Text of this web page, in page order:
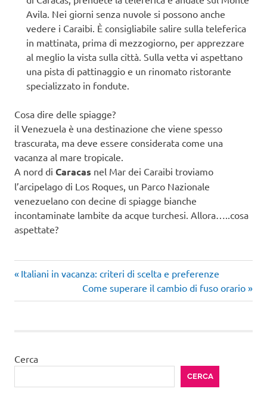
Avila. Nei giorni senza nuvole si possono anche
vedere i Caraibi. È consigliabile salire sulla teleferica
in mattinata, prima di mezzogiorno, per apprezzare
al meglio la vista sulla città. Sulla vetta vi aspettano
una pista di pattinaggio e un rinomato ristorante
specializzato in fondute.
Cosa dire delle spiagge?
il Venezuela è una destinazione che viene spesso
trascurata, ma deve essere considerata come una
vacanza al mare tropicale.
A nord di Caracas nel Mar dei Caraibi troviamo
l’arcipelago di Los Roques, un Parco Nazionale
venezuelano con decine di spiagge bianche
incontaminate lambite da acque turchesi. Allora…..cosa
aspettate?
Navigazione
articoli
Articolo
Italiani in vacanza: criteri di scelta e preferenze
Articolo
successivo:
Come superare il cambio di fuso orario
Cerca
CERCA